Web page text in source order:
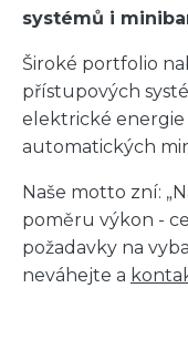
systémů i
Široké portfolio
přístupových
elektrické
automatických
Naše motto zní:
poměru výkon -
požadavky na
neváhejte a